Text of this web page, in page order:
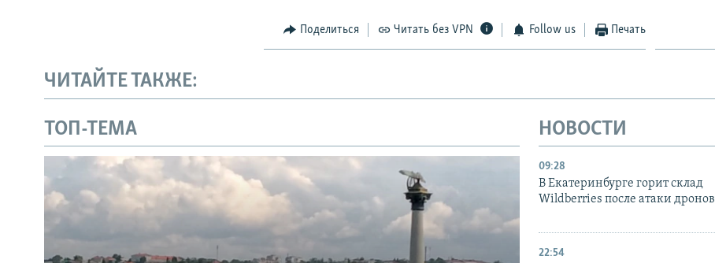
Поделиться Читать без VPN Follow us Печать
ЧИТАЙТЕ ТАКЖЕ:
ТОП-ТЕМА НОВОСТИ
09:28
В Екатеринбурге горит склад
Wildberries после атаки дронов
22:54